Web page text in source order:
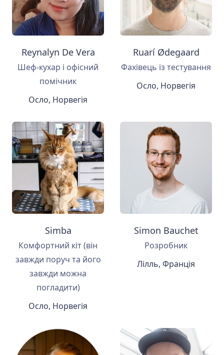
Reynalyn De Vera
Шеф-кухар і офісний
помічник
Осло, Норвегія
Ruarí Ødegaard
Фахівець із тестування
Осло, Норвегія
Simba
Комфортний кіт (він
завжди поруч та його
завжди можна
погладити)
Осло, Норвегія
Simon Bauchet
Розробник
Лілль, Франція